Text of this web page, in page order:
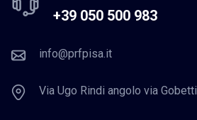
+39 050 500 983
info@prfpisa.it
Via Ugo Rindi angolo via Gobetti